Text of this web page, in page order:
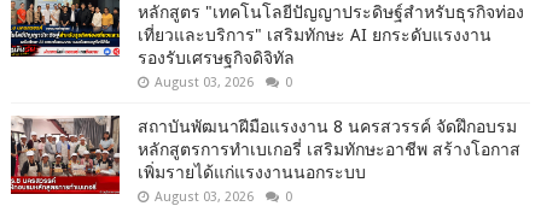
หลักสูตร "เทคโนโลยีปัญญาประดิษฐ์สำหรับธุรกิจท่อง
เที่ยวและบริการ" เสริมทักษะ AI ยกระดับแรงงาน
รองรับเศรษฐกิจดิจิทัล
August 03, 2026 0
สถาบันพัฒนาฝีมือแรงงาน 8 นครสวรรค์ จัดฝึกอบรม
หลักสูตรการทำเบเกอรี่ เสริมทักษะอาชีพ สร้างโอกาส
เพิ่มรายได้แก่แรงงานนอกระบบ
August 03, 2026 0